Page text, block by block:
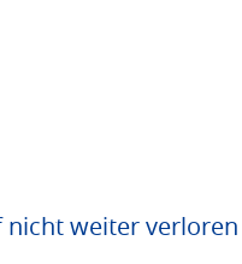
weiter verloren